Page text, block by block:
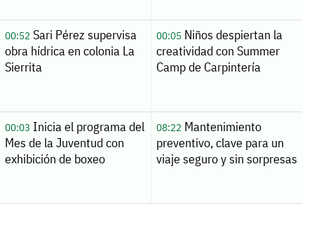
00:52Sari Pérez supervisa
obra hídrica en colonia La
Sierrita
00:05Niños despiertan la
creatividad con Summer
Camp de Carpintería
00:03 Inicia el programa del
Mes de la Juventud con
exhibición de boxeo
08:22Mantenimiento
preventivo, clave para un
viaje seguro y sin sorpresas